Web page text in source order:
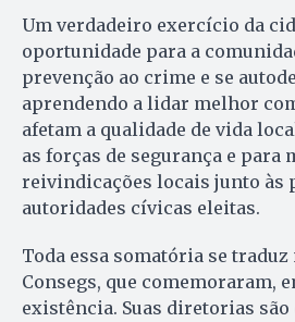
Um verdadeiro exercício da
oportunidade para a
prevenção ao crime e se
aprendendo a lidar melhor
afetam a qualidade de vida
as forças de segurança e para
reivindicações locais junto às
autoridades cívicas eleitas.
Toda essa somatória se
Consegs, que comemoraram,
existência. Suas diretorias